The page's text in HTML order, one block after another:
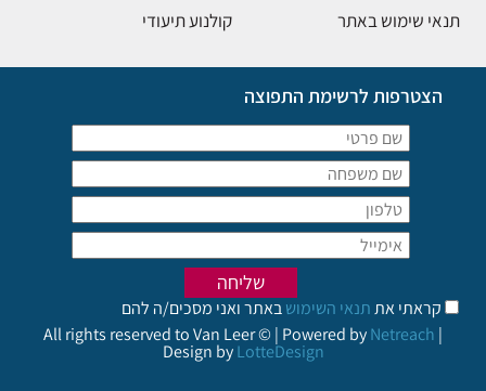
תנאי שימוש באתר
קולנוע תיעודי
הצטרפות לרשימת התפוצה
קראתי אתתנאי השימושבאתר ואני מסכים/ה להם
All rights reserved to Van Leer © | Powered byNetreach |
Design byLotteDesign